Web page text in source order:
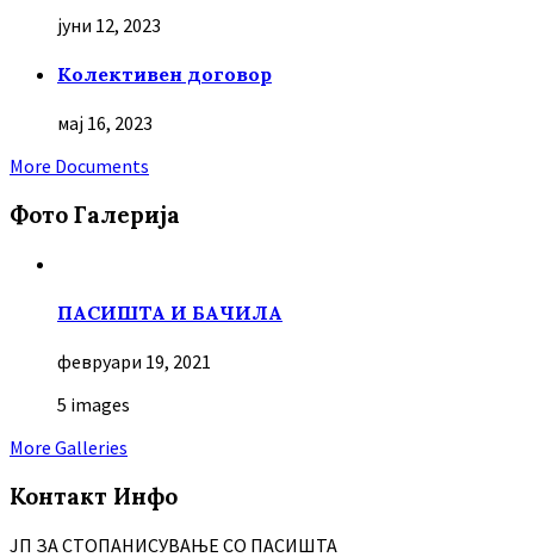
јуни 12, 2023
Колективен договор
мај 16, 2023
More Documents
Фото Галерија
ПАСИШТА И БАЧИЛА
февруари 19, 2021
5 images
More Galleries
Контакт Инфо
ЈП ЗА СТОПАНИСУВАЊЕ СО ПАСИШТА